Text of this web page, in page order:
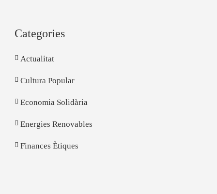
Categories
Actualitat
Cultura Popular
Economia Solidària
Energies Renovables
Finances Ètiques